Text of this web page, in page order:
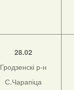
28.02
Гродзенскі р-н
С.Чарапіца